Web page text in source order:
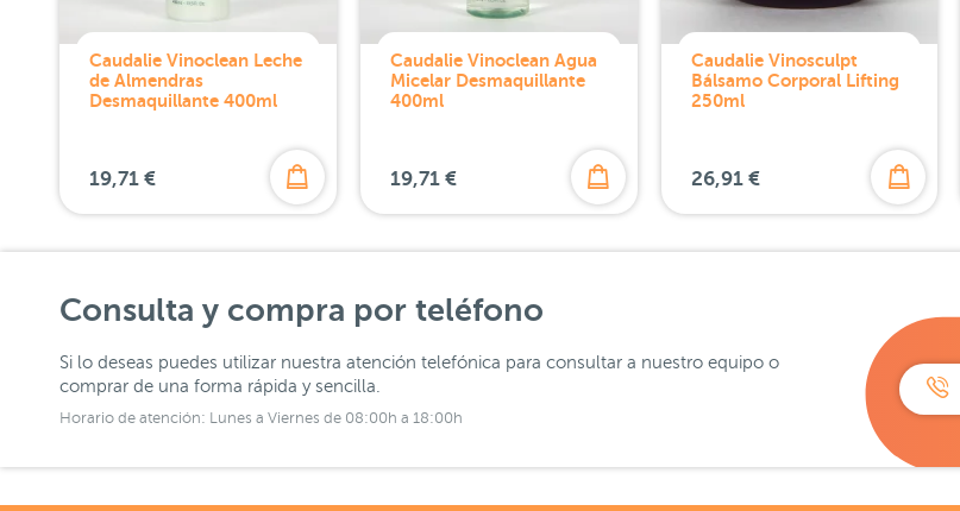
Caudalie Vinoclean Leche
de Almendras
Desmaquillante 400ml
19,71 €
Caudalie Vinoclean Agua
Micelar Desmaquillante
400ml
19,71 €
Caudalie Vinosculpt
Bálsamo Corporal Lifting
250ml
26,91 €
Consulta y compra por teléfono
Si lo deseas puedes utilizar nuestra atención telefónica para consultar a nuestro equipo o
comprar de una forma rápida y sencilla.
Horario de atención: Lunes a Viernes de 08:00h a 18:00h